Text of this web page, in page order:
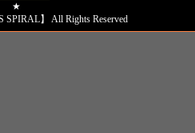
★
SPIRAL】 All Rights Reserved